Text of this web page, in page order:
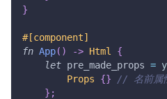
}
#[component]
fn App( ) -> Html
{
let pre_made_props =
Props
{}
// 名前属
} ;